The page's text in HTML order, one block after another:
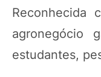
Reconhecida
agronegócio
estudantes,